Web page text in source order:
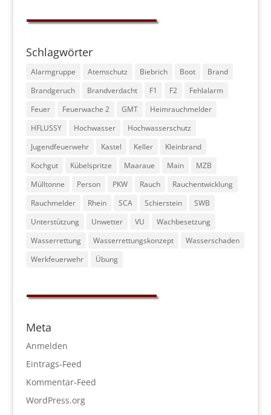
Schlagwörter
Alarmgruppe Atemschutz Biebrich Boot
Brand
Brandgeruch
Brandverdacht F1 F2
Fehlalarm
Feuer
Feuerwache 2 GMT
Heimrauchmelder
HFLUSSY
Hochwasser
Hochwasserschutz
Jugendfeuerwehr
Kastel Keller
Kleinbrand
Kochgut
Kübelspritze Maaraue Main
MZB
Mülltonne
Person PKW Rauch
Rauchentwicklung
Rauchmelder
Rhein SCA Schierstein
SWB
Unterstützung
Unwetter VU
Wachbesetzung
Wasserrettung
Wasserrettungskonzept
Wasserschaden
Werkfeuerwehr
Übung
Meta
Anmelden
Eintrags-Feed
Kommentar-Feed
WordPress.org